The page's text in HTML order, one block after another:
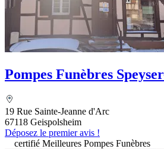
Pompes Funèbres
19 Rue Sainte-Jeanne d'Arc
67118 Geispolsheim
Déposez le premier avis !
certifié Meilleures Pompes Funèbres